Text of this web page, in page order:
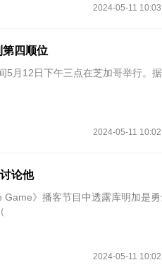
2024-05-11
第四顺位
5月12日下午三点在芝加哥举行。据
2024-05-11
论他
》播客节目中透露库明加是
2024-05-11